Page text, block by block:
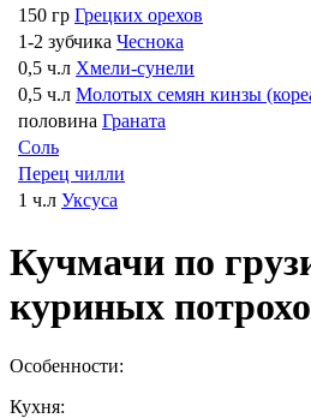
150 гр Грецких орехов
1-2 зубчика Чеснока
0,5 ч.л Хмели-сунели
0,5 ч.л Молотых семян кинзы
половина Граната
Соль
Перец чилли
1 ч.л Уксуса
Кучмачи по
куриных
Особенности:
Кухня: